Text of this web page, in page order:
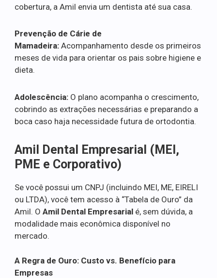
cobertura, a Amil envia um dentista até sua casa.
Prevenção de Cárie de
Mamadeira: Acompanhamento desde os primeiros
meses de vida para orientar os pais sobre higiene e
dieta.
Adolescência: O plano acompanha o crescimento,
cobrindo as extrações necessárias e preparando a
boca caso haja necessidade futura de ortodontia.
Amil Dental Empresarial (MEI,
PME e Corporativo)
Se você possui um CNPJ (incluindo MEI, ME, EIRELI
ou LTDA), você tem acesso à “Tabela de Ouro” da
Amil. O Amil Dental Empresarial é, sem dúvida, a
modalidade mais econômica disponível no
mercado.
A Regra de Ouro: Custo vs. Benefício para
Empresas